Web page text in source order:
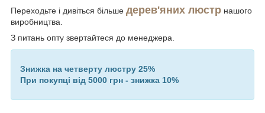
Переходьте і дивіться більше дерев'яних люстр нашого
виробництва.
З питань опту звертайтеся до менеджера.
Знижка на четверту люстру 25%
При покупці від 5000 грн - знижка 10%